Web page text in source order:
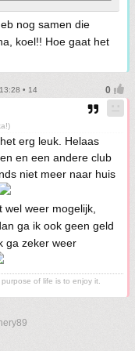
nog samen die
koel!! Hoe gaat het
• 14
erg leuk. Helaas
en een andere club
niet meer naar huis
weer mogelijk,
ga ik ook geen geld
ga zeker weer
of life is to enjoy it.